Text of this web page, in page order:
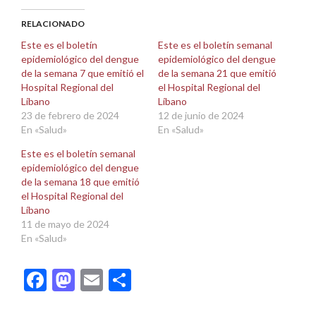
(Se
abre
una
ventana
nueva)
(Se
abre
una
ventana
nueva)
RELACIONADO
Este es el boletín
epidemiológico del dengue
de la semana 7 que emitió el
Hospital Regional del
Líbano
23 de febrero de 2024
En «Salud»
Este es el boletín semanal
epidemiológico del dengue
de la semana 21 que emitió
el Hospital Regional del
Líbano
12 de junio de 2024
En «Salud»
Este es el boletín semanal
epidemiológico del dengue
de la semana 18 que emitió
el Hospital Regional del
Líbano
11 de mayo de 2024
En «Salud»
Facebook
Mastodon
Email